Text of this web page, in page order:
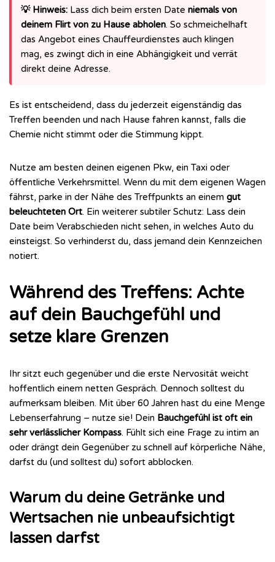
💡 Hinweis: Lass dich beim ersten Date niemals von
deinem Flirt von zu Hause abholen. So schmeichelhaft
das Angebot eines Chauffeurdienstes auch klingen
mag, es zwingt dich in eine Abhängigkeit und verrät
direkt deine Adresse.
Es ist entscheidend, dass du jederzeit eigenständig das
Treffen beenden und nach Hause fahren kannst, falls die
Chemie nicht stimmt oder die Stimmung kippt.
Nutze am besten deinen eigenen Pkw, ein Taxi oder
öffentliche Verkehrsmittel. Wenn du mit dem eigenen Wagen
fährst, parke in der Nähe des Treffpunkts an einem gut
beleuchteten Ort. Ein weiterer subtiler Schutz: Lass dein
Date beim Verabschieden nicht sehen, in welches Auto du
einsteigst. So verhinderst du, dass jemand dein Kennzeichen
notiert.
Während des Treffens: Achte
auf dein Bauchgefühl und
setze klare Grenzen
Ihr sitzt euch gegenüber und die erste Nervosität weicht
hoffentlich einem netten Gespräch. Dennoch solltest du
aufmerksam bleiben. Mit über 60 Jahren hast du eine Menge
Lebenserfahrung – nutze sie! Dein Bauchgefühl ist oft ein
sehr verlässlicher Kompass. Fühlt sich eine Frage zu intim an
oder drängt dein Gegenüber zu schnell auf körperliche Nähe,
darfst du (und solltest du) sofort abblocken.
Warum du deine Getränke und
Wertsachen nie unbeaufsichtigt
lassen darfst